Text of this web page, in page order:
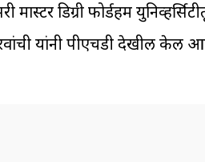
डिग्री फोर्डहम
यांनी पीएचडी देखील केली